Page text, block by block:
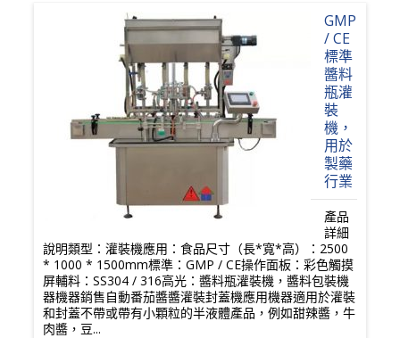
GMP
/ CE
標準
醬料
瓶灌
裝
機，
用於
製藥
行業
產品
詳細
說明類型：灌裝機應用：食品尺寸（長*寬*高）：2500
* 1000 * 1500mm標準：GMP / CE操作面板：彩色觸摸
屏輔料：SS304 / 316高光：醬料瓶灌裝機，醬料包裝機
器機器銷售自動番茄醬醬灌裝封蓋機應用機器適用於灌裝
和封蓋不帶或帶有小顆粒的半液體產品，例如甜辣醬，牛
肉醬，豆...